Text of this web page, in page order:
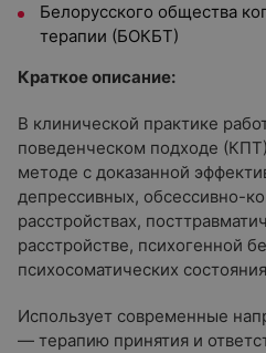
Белорусского общества
терапии (БОКБТ)
Краткое описание:
В клинической практике
поведенческом подходе
методе с доказанной
депрессивных, обсессивно-
расстройствах,
расстройстве, психогенной
психосоматических
Использует современные
— терапию принятия и